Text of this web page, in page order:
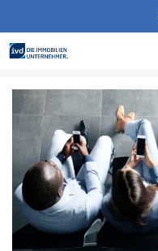
Inhalt
springen